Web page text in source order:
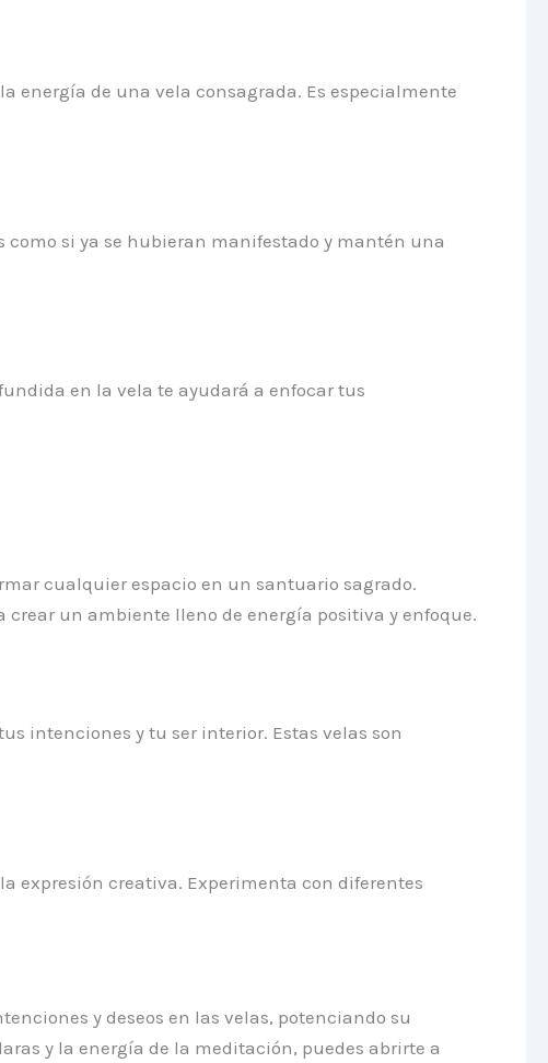
energía de una vela consagrada. Es especialmente
si ya se hubieran manifestado y mantén una
en la vela te ayudará a enfocar tus
cualquier espacio en un santuario sagrado.
un ambiente lleno de energía positiva y enfoque.
intenciones y tu ser interior. Estas velas son
expresión creativa. Experimenta con diferentes
y deseos en las velas, potenciando su
y la energía de la meditación, puedes abrirte a